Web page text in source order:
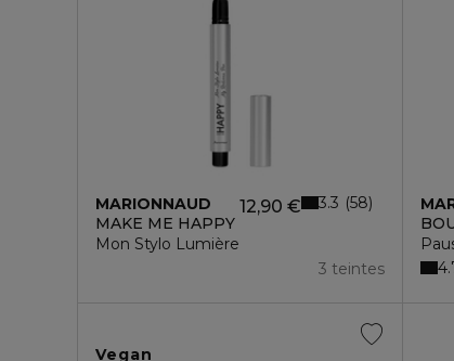
MARIONNAUD
MAKE ME HAPPY
Mon Stylo Lumière
12,90 €
3 teintes
3.3 58
Vegan